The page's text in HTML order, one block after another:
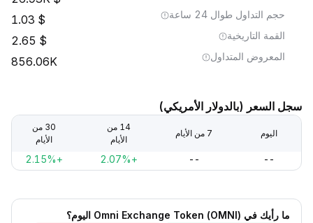
حجم التداول طوال 24 ساعة 1.03
القمة التاريخية 2.65
المعروض المتداول 856.06K
سجل السعر (بالدولار الأمريكي)
اليوم 7 من الأيام
14 من
الأيام
30 من
الأيام
--
--
+2.07%
+2.15%
ما رأيك في Omni Exchange Token (OMNI) اليوم؟